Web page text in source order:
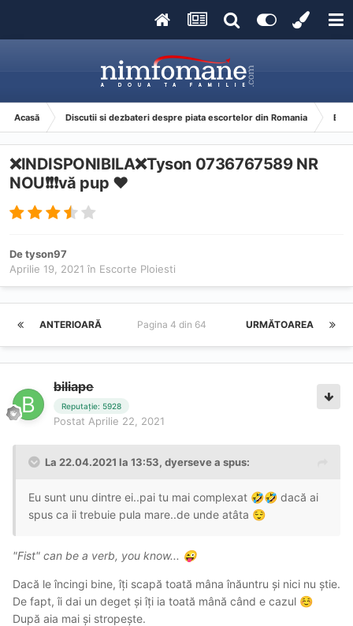
Acasă Discutii si dezbateri despre piata escortelor din Romania
❌INDISPONIBILA❌Tyson 0736767589 NR
NOU❗️❗️❗️vă pup ❤️
Detyson97
Aprilie 19, 2021 în Escorte Ploiesti
ANTERIOARĂ URMĂTOAREA
Pagina 4 din 64
biliape
Reputație: 5928
Postat Aprilie 22, 2021
La 22.04.2021 la 13:53, dyersevea spus:
Eu sunt unu dintre ei..pai tu mai complexat 🤣🤣 dacă ai
spus ca ii trebuie pula mare..de unde atâta 😌
"Fist" can be a verb, you know... 😜
Dacă le încingi bine, îți scapă toată mâna înăuntru și nici nu știe.
De fapt, îi dai un deget și îți ia toată mână când e cazul ☺️
După aia mai și stropește.